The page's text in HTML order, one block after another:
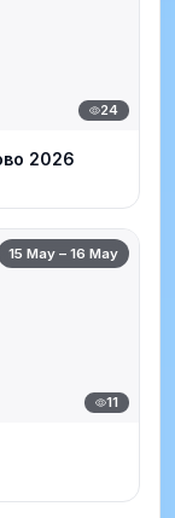
24
2026
15 May – 16 May
11